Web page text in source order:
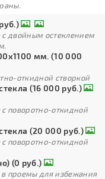
с двойным остеклением
мм. (10 000
откидной створкой
(16 000 руб.)
с поворотно-откидной
(20 000 руб.)
с поворотно-откидной
(0 руб.)
в проемы для избежания